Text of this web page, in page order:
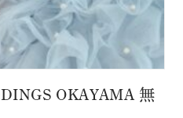
OKAYAMA 無